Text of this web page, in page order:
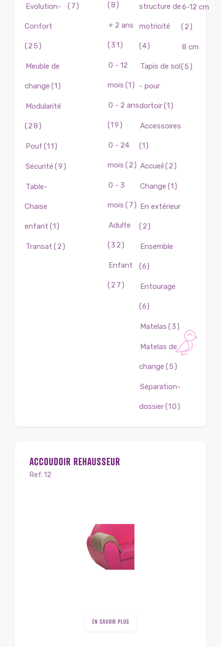
Evolution-
Confort
(25)
Meuble de
change (1)
Modularité
(28)
Pouf (11)
Sécurité (9)
Table-
Chaise
enfant (1)
Transat (2)
(7) (8)
+ 2 ans
(31)
0 - 12
mois (1)
0 - 2 ans
(19)
0 - 24
mois (2)
0 - 3
mois (7)
Adulte
(32)
Enfant
(27)
structure de
motricité
(4)
Tapis de sol
- pour
dortoir(1)
Accessoires
(1)
Accueil (2)
Change (1)
En extérieur
(2)
Ensemble
(6)
Entourage
(6)
Matelas (3)
Matelas de
change (5)
Séparation-
dossier(10)
6-12 cm
(2)
8 cm
(5)
ACCOUDOIR REHAUSSEUR
Ref. 12
EN SAVOIR PLUS